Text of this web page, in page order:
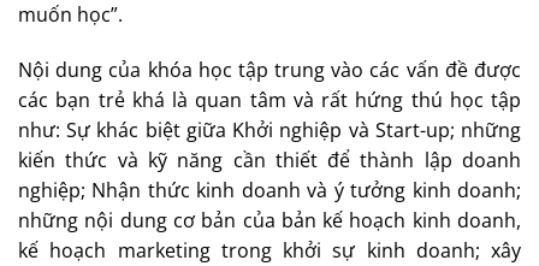
muốn học”.
Nội dung của khóa học tập trung vào các vấn đề được
các bạn trẻ khá là quan tâm và rất hứng thú học tập
như: Sự khác biệt giữa Khởi nghiệp và Start-up; những
kiến thức và kỹ năng cần thiết để thành lập doanh
nghiệp; Nhận thức kinh doanh và ý tưởng kinh doanh;
những nội dung cơ bản của bản kế hoạch kinh doanh,
kế hoạch marketing trong khởi sự kinh doanh; xây